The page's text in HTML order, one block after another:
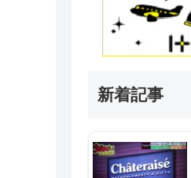
新着記事